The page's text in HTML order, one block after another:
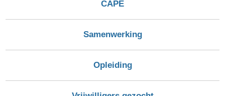
CAPE
Samenwerking
Opleiding